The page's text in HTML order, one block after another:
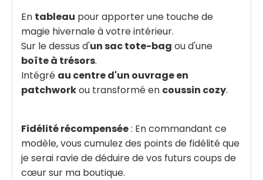
En tableau pour apporter une touche de
magie hivernale à votre intérieur.
Sur le dessus d'un sac tote-bag ou d'une
boîte à trésors.
Intégré au centre d'un ouvrage en
patchworkou transformé en coussin cozy.
Fidélité récompensée: En commandant ce
modèle, vous cumulez des points de fidélité que
je serai ravie de déduire de vos futurs coups de
cœur sur ma boutique.